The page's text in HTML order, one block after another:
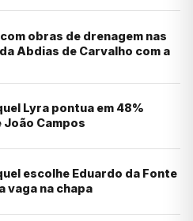
obras de drenagem nas
Abdias de Carvalho com a
Lyra pontua em 48%
Campos
escolhe Eduardo da Fonte
vaga na chapa